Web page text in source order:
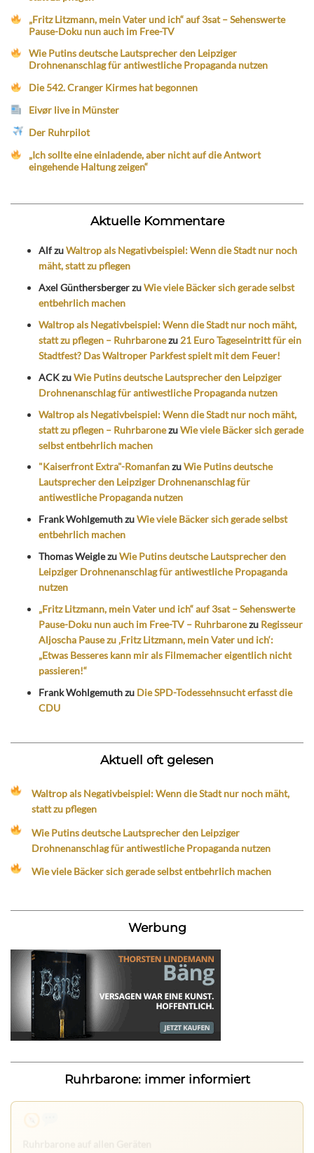
„Fritz Litzmann, mein Vater und ich“ auf 3sat – Sehenswerte
Pause-Doku nun auch im Free-TV
Wie Putins deutsche Lautsprecher den Leipziger
Drohnenanschlag für antiwestliche Propaganda nutzen
Die 542. Cranger Kirmes hat begonnen
Eivør live in Münster
Der Ruhrpilot
„Ich sollte eine einladende, aber nicht auf die Antwort
eingehende Haltung zeigen“
Aktuelle Kommentare
AlfzuWaltrop als Negativbeispiel: Wenn die Stadt nur noch
mäht, statt zu pflegen
Axel GünthersbergerzuWie viele Bäcker sich gerade selbst
entbehrlich machen
Waltrop als Negativbeispiel: Wenn die Stadt nur noch mäht,
statt zu pflegen – Ruhrbaronezu 21 Euro Tageseintritt für ein
Stadtfest? Das Waltroper Parkfest spielt mit dem Feuer!
ACKzuWie Putins deutsche Lautsprecher den Leipziger
Drohnenanschlag für antiwestliche Propaganda nutzen
Waltrop als Negativbeispiel: Wenn die Stadt nur noch mäht,
statt zu pflegen – RuhrbaronezuWie viele Bäcker sich gerade
selbst entbehrlich machen
"Kaiserfront Extra"-RomanfanzuWie Putins deutsche
Lautsprecher den Leipziger Drohnenanschlag für
antiwestliche Propaganda nutzen
Frank WohlgemuthzuWie viele Bäcker sich gerade selbst
entbehrlich machen
Thomas WeiglezuWie Putins deutsche Lautsprecher den
Leipziger Drohnenanschlag für antiwestliche Propaganda
nutzen
„Fritz Litzmann, mein Vater und ich“ auf 3sat – Sehenswerte
Pause-Doku nun auch im Free-TV – Ruhrbaronezu Regisseur
Aljoscha Pause zu ‚Fritz Litzmann, mein Vater und ich‘:
„Etwas Besseres kann mir als Filmemacher eigentlich nicht
passieren!“
Frank Wohlgemuthzu Die SPD-Todessehnsucht erfasst die
CDU
Aktuell oft gelesen
Waltrop als Negativbeispiel: Wenn die Stadt nur noch mäht,
statt zu pflegen
Wie Putins deutsche Lautsprecher den Leipziger
Drohnenanschlag für antiwestliche Propaganda nutzen
Wie viele Bäcker sich gerade selbst entbehrlich machen
Werbung
Ruhrbarone: immer informiert